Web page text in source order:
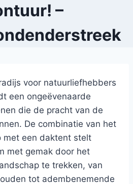
–
voor natuurliefhebbers
een ongeëvenaarde
die de pracht van de
De combinatie van het
met een daktent stelt
met gemak door het
te trekken, van
tot adembenemende